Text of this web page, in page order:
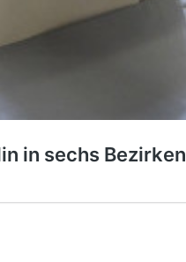
in sechs Bezirken